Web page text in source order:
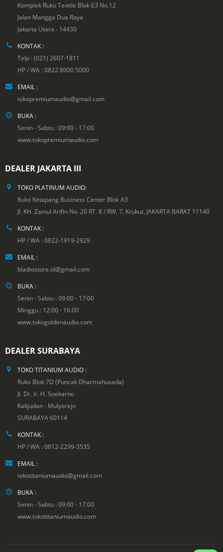
Komplek Ruko Textile Blok E3 No.12
Jalan Mangga Dua Raya
Jakarta Utara - 14430
KONTAK :
Telp : (021) 2607-1811
HP / WA : 0822 8000 5000
EMAIL :
tokopremiumaudio@gmail.com
BUKA :
Senin - Sabtu : 09:00 - 17:00
www.tokopremiumaudio.com
DEALER JAKARTA III
TOKO PLATINUM AUDIO:
Ruko Ketapang Business Center Blok A3
Jl. KH. Zainul Arifin No. 20 RT. 8 / RW. 7, Krukut. JAKARTA BARAT 11140
KONTAK :
HP / WA : 0822-1919-2929
EMAIL :
bladiostore.id@gmail.com
BUKA :
Senin - Sabtu : 09:00 - 17:00
Minggu : 12:00 - 16.00
www.tokogoldenaudio.com
DEALER SURABAYA
TOKO TITANIUM AUDIO :
Ruko Blok 7D (Puncak Dharmahusada)
Jl. Dr. Ir. H. Soekarno
Kalijudan - Mulyorejo
SURABAYA 60114
KONTAK :
HP / WA : 0812-2299-3535
EMAIL :
tokotitaniumaudio@gmail.com
BUKA :
Senin - Sabtu : 09:00 - 17:00
www.tokotitaniumaudio.com